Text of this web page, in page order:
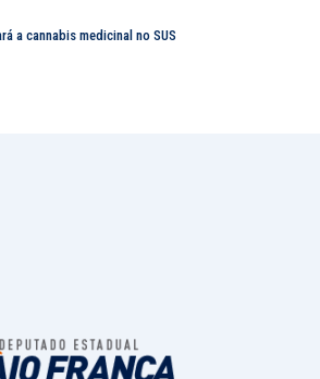
a cannabis medicinal no SUS